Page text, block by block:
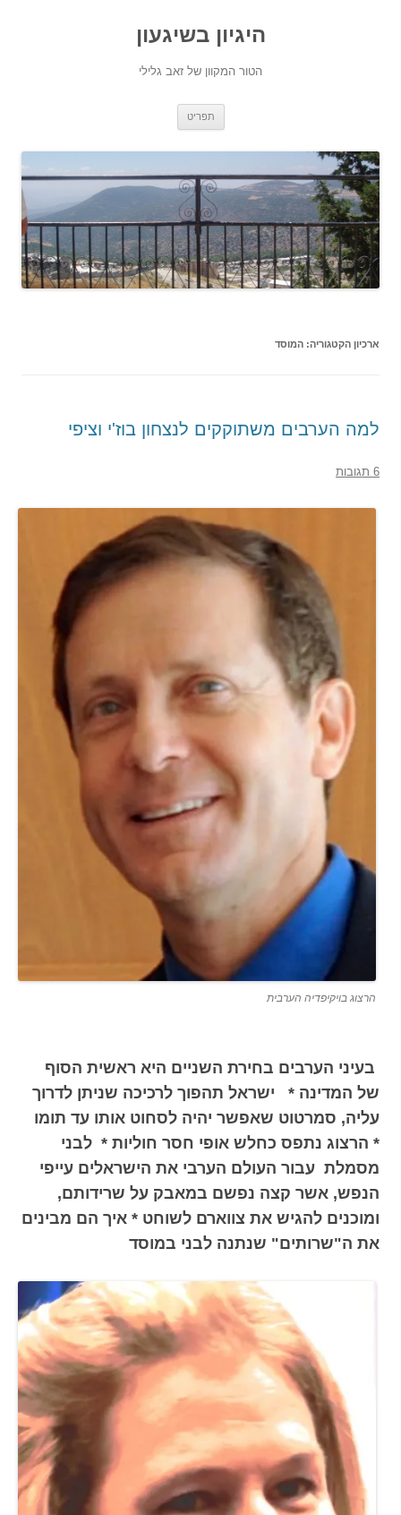
היגיון בשיגעון
הטור המקוון של זאב גלילי
תפריט
ארכיון הקטגוריה: המוסד
למה הערבים משתוקקים לנצחון בוז'י וציפי
6 תגובות
הרצוג בויקיפדיה הערבית
בעיני הערבים בחירת השניים היא ראשית הסוף
של המדינה * ישראל תהפוך לרכיכה שניתן לדרוך
עליה, סמרטוט שאפשר יהיה לסחוט אותו עד תומו
* הרצוג נתפס כחלש אופי חסר חוליות * לבני
מסמלת עבור העולם הערבי את הישראלים עייפי
הנפש, אשר קצה נפשם במאבק על שרידותם,
ומוכנים להגיש את צווארם לשוחט * איך הם מבינים
את ה"שרותים" שנתנה לבני במוסד